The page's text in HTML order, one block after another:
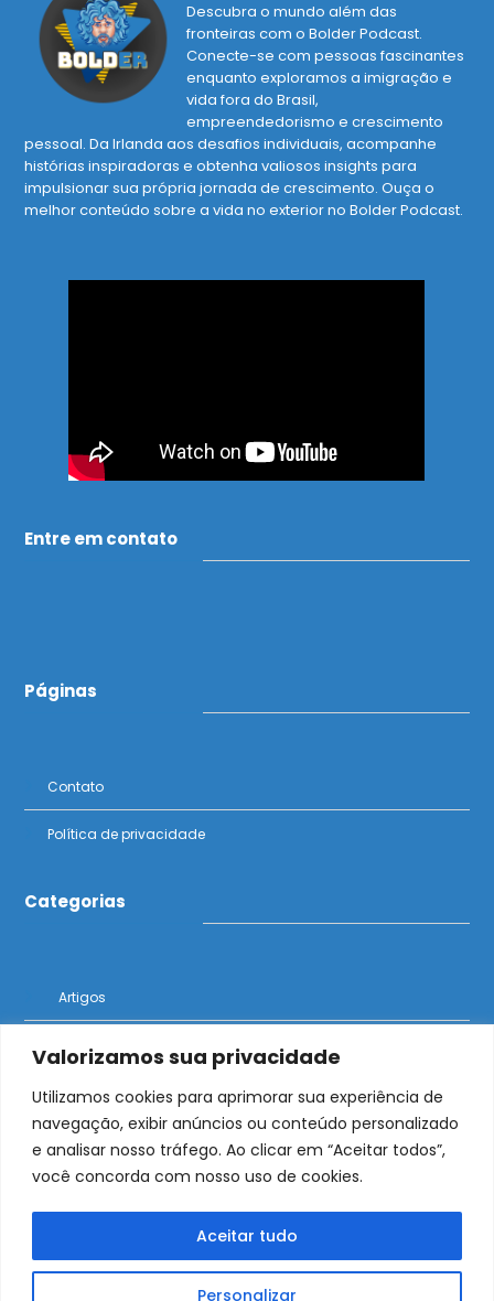
Valorizamos sua privacidade
Utilizamos cookies para aprimorar sua experiência de
navegação, exibir anúncios ou conteúdo personalizado
e analisar nosso tráfego. Ao clicar em “Aceitar todos”,
você concorda com nosso uso de cookies.
Personalizar
Aceitar tudo
Descubra o mundo além das
fronteiras com o Bolder Podcast.
Conecte-se com pessoas fascinantes
enquanto exploramos a imigração e
vida fora do Brasil,
empreendedorismo e crescimento
pessoal. Da Irlanda aos desafios individuais, acompanhe
histórias inspiradoras e obtenha valiosos insights para
impulsionar sua própria jornada de crescimento. Ouça o
melhor conteúdo sobre a vida no exterior no Bolder Podcast.
Entre em contato
Páginas
Contato
Política de privacidade
Categorias
Artigos
Notícias
O Bolder News traz notícias de imigração e
oportunidades para brasileiros no exterior